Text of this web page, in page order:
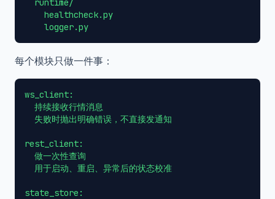
  runtime/
    healthcheck.py
每个模块只做一件事：
ws_client:
  持续接收行情消息
  失败时抛出明确错误，不直接发通知
rest_client:
  做一次性查询
  用于启动、重启、异常后的状态校准
state_store: